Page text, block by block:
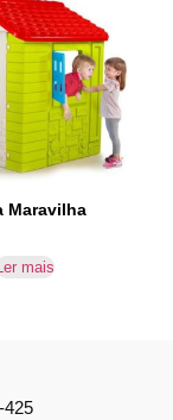
Maravilha
mais
425